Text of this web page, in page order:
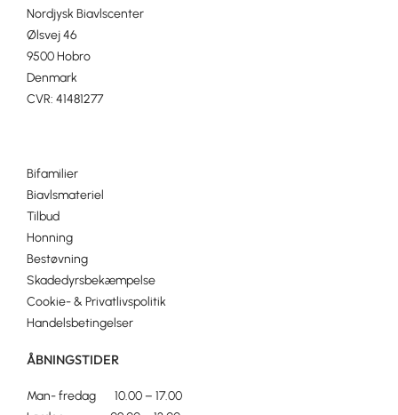
Nordjysk Biavlscenter
Ølsvej 46
9500 Hobro
Denmark
CVR: 41481277
Bifamilier
Biavlsmateriel
Tilbud
Honning
Bestøvning
Skadedyrsbekæmpelse
Cookie- & Privatlivspolitik
Handelsbetingelser
ÅBNINGSTIDER
Man- fredag 10.00 – 17.00